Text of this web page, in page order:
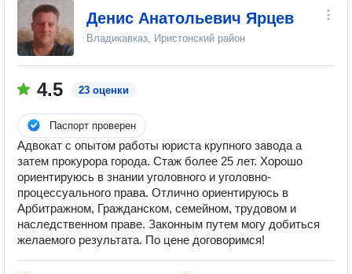
Денис Анатольевич Ярцев
Владикавказ, Иристонский район
4.5 23 оценки
Паспорт проверен
Адвокат с опытом работы юриста крупного завода а
затем прокурора города. Стаж более 25 лет. Хорошо
ориентируюсь в знании уголовного и уголовно-
процессуального права. Отлично ориентируюсь в
Арбитражном, Гражданском, семейном, трудовом и
наследственном праве. Законным путем могу добиться
желаемого результата. По цене договоримся!